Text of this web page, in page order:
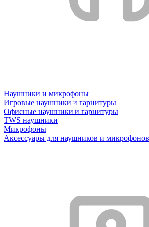
Наушники и микрофоны
Игровые наушники и гарнитуры
Офисные наушники и гарнитуры
TWS наушники
Микрофоны
Аксессуары для наушников и микрофонов